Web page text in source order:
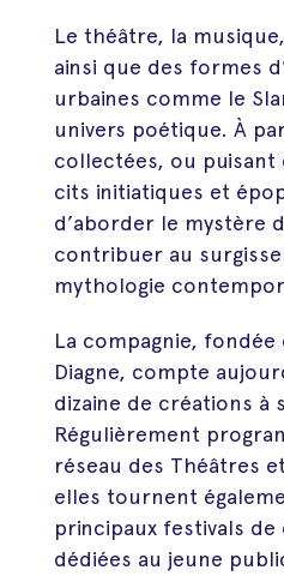
Le théâtre, la
ainsi que des formes
urbaines comme le
univers poétique. À
collectées, ou
cits initiatiques et
d’aborder le mystère
contribuer au
mythologie
La compagnie,
Diagne, compte
dizaine de créations à
Régulièrement
réseau des Théâtres
elles tournent
principaux festivals
dédiées au jeune